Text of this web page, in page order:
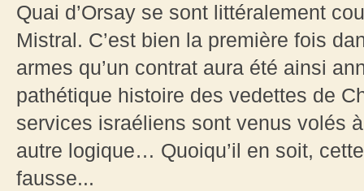
Quai d’Orsay se sont littéralement
Mistral. C’est bien la première fois
armes qu’un contrat aura été ainsi
pathétique histoire des vedettes de
services israéliens sont venus volés
autre logique… Quoiqu’il en soit,
fausse...